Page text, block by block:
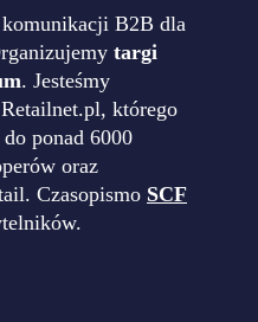
B2B dla
targi
. Jesteśmy
którego
ponad 6000
oraz
Czasopismo SCF